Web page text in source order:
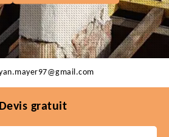
Devis gratuit